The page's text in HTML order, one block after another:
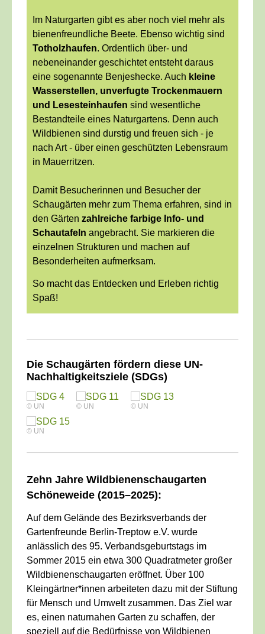
Im Naturgarten gibt es aber noch viel mehr als
bienenfreundliche Beete. Ebenso wichtig sind
Totholzhaufen. Ordentlich über- und
nebeneinander geschichtet entsteht daraus
eine sogenannte Benjeshecke. Auch kleine
Wasserstellen, unverfugte Trockenmauern
und Lesesteinhaufen sind wesentliche
Bestandteile eines Naturgartens. Denn auch
Wildbienen sind durstig und freuen sich - je
nach Art - über einen geschützten Lebensraum
in Mauerritzen.
Damit Besucherinnen und Besucher der
Schaugärten mehr zum Thema erfahren, sind in
den Gärten zahlreiche farbige Info- und
Schautafeln angebracht. Sie markieren die
einzelnen Strukturen und machen auf
Besonderheiten aufmerksam.
So macht das Entdecken und Erleben richtig
Spaß!
Die Schaugärten fördern diese UN-
Nachhaltigkeitsziele (SDGs)
© UN © UN © UN
© UN
Zehn Jahre Wildbienenschaugarten
Schöneweide (2015–2025):
Auf dem Gelände des Bezirksverbands der
Gartenfreunde Berlin-Treptow e.V. wurde
anlässlich des 95. Verbandsgeburtstags im
Sommer 2015 ein etwa 300 Quadratmeter großer
Wildbienenschaugarten eröffnet. Über 100
Kleingärtner*innen arbeiteten dazu mit der Stiftung
für Mensch und Umwelt zusammen. Das Ziel war
es, einen naturnahen Garten zu schaffen, der
speziell auf die Bedürfnisse von Wildbienen